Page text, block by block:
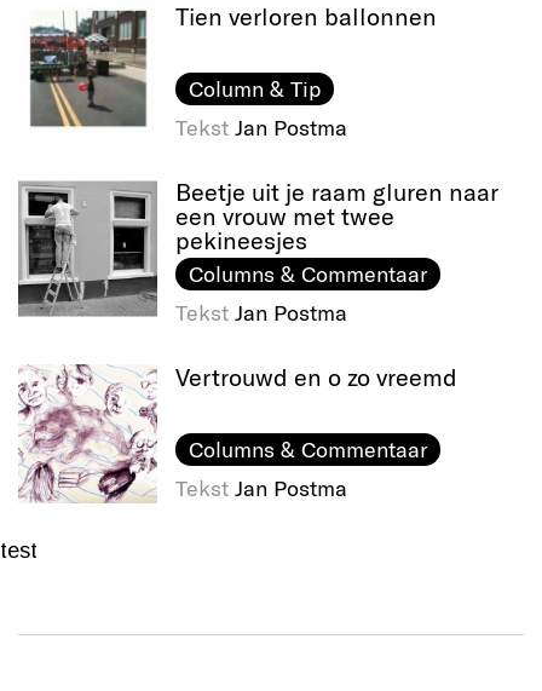
Tien verloren ballonnen
Column & Tip
Tekst Jan Postma
Beetje uit je raam gluren naar
een vrouw met twee
pekineesjes
Columns & Commentaar
Tekst Jan Postma
Vertrouwd en o zo vreemd
Columns & Commentaar
Tekst Jan Postma
test